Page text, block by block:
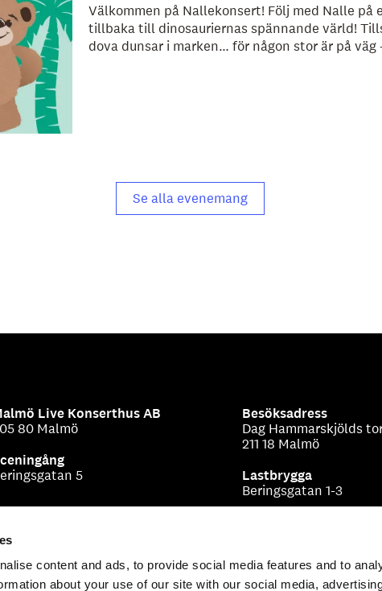
content and ads, to provide social media features and to
about your use of our site with our social media,
Välkommen på Nallekonsert! Följ med Nalle på
tillbaka till dinosauriernas spännande värld!
dova dunsar i marken… för någon stor är på väg
Se alla evenemang
Live Konserthus AB
80 Malmö
5
Besöksadress
Dag Hammarskjölds
211 18 Malmö
Lastbrygga
Beringsgatan 1-3